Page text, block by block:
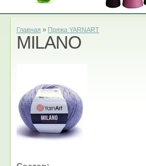
Главная » Пряжа YARNART
MILANO